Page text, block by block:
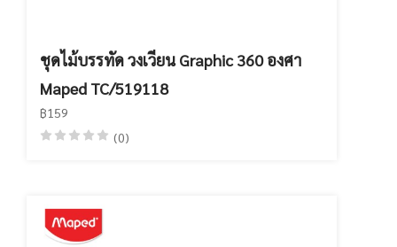
ชุดไม้บรรทัด วงเวียน Graphic 360 องศา
Maped TC/519118
฿159
(0)